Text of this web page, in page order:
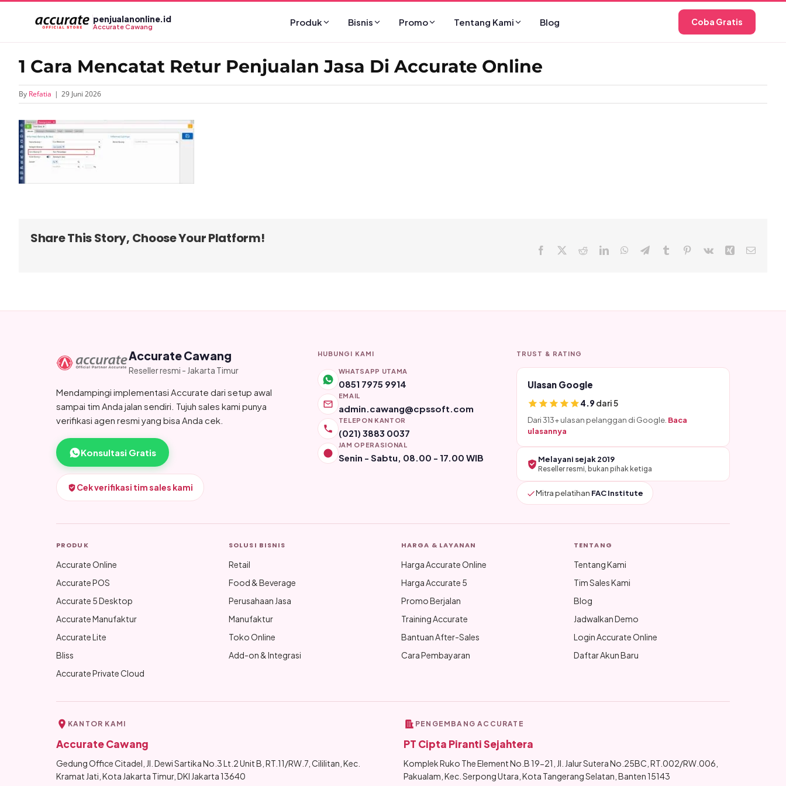
penjualanonline.id
Accurate Cawang Produk Bisnis Promo Tentang Kami Blog Coba Gratis
1 Cara Mencatat Retur Penjualan Jasa Di Accurate Online
By Refatia | 29 Juni 2026
Share This Story, Choose Your Platform!
Facebook RedditLinkedInWhatsApp
TelegramTumblr Pinterest
Vk Xing Email
Accurate Cawang
Reseller resmi - Jakarta Timur
Mendampingi implementasi Accurate dari setup awal
sampai tim Anda jalan sendiri. Tujuh sales kami punya
verifikasi agen resmi yang bisa Anda cek.
Konsultasi Gratis
Cek verifikasi tim sales kami
HUBUNGI KAMI
WHATSAPP UTAMA
0851 7975 9914
EMAIL
admin.cawang@cpssoft.com
TELEPON KANTOR
(021) 3883 0037
JAM OPERASIONAL
Senin - Sabtu, 08.00 - 17.00 WIB
TRUST & RATING
Ulasan Google
4.9dari 5
Dari 313+ ulasan pelanggan di Google. Baca
ulasannya
Melayani sejak 2019
Reseller resmi, bukan pihak ketiga
Mitra pelatihan FAC Institute
PRODUK
Accurate Online
Accurate POS
Accurate 5 Desktop
Accurate Manufaktur
Accurate Lite
Bliss
Accurate Private Cloud
SOLUSI BISNIS
Retail
Food & Beverage
Perusahaan Jasa
Manufaktur
Toko Online
Add-on & Integrasi
HARGA & LAYANAN
Harga Accurate Online
Harga Accurate 5
Promo Berjalan
Training Accurate
Bantuan After-Sales
Cara Pembayaran
TENTANG
Tentang Kami
Tim Sales Kami
Blog
Jadwalkan Demo
Login Accurate Online
Daftar Akun Baru
KANTOR KAMI
Accurate Cawang
Gedung Office Citadel, Jl. Dewi Sartika No.3 Lt.2 Unit B, RT.11/RW.7, Cililitan, Kec.
Kramat Jati, Kota Jakarta Timur, DKI Jakarta 13640
PENGEMBANG ACCURATE
PT Cipta Piranti Sejahtera
Komplek Ruko The Element No.B 19-21, Jl. Jalur Sutera No.25BC, RT.002/RW.006,
Pakualam, Kec. Serpong Utara, Kota Tangerang Selatan, Banten 15143